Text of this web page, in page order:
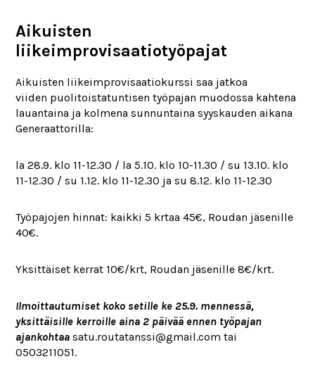
Aikuisten
liikeimprovisaatiotyöpajat
Aikuisten liikeimprovisaatiokurssi saa jatkoa
viiden puolitoistatuntisen työpajan muodossa kahtena
lauantaina ja kolmena sunnuntaina syyskauden aikana
Generaattorilla:
la 28.9. klo 11-12.30 / la 5.10. klo 10-11.30 / su 13.10. klo
11-12.30 / su 1.12. klo 11-12.30 ja su 8.12. klo 11-12.30
Työpajojen hinnat: kaikki 5 krtaa 45€, Roudan jäsenille
40€.
Yksittäiset kerrat 10€/krt, Roudan jäsenille 8€/krt.
Ilmoittautumiset koko setille ke 25.9. mennessä,
yksittäisille kerroille aina 2 päivää ennen työpajan
ajankohtaasatu.routatanssi@gmail.com tai
0503211051.